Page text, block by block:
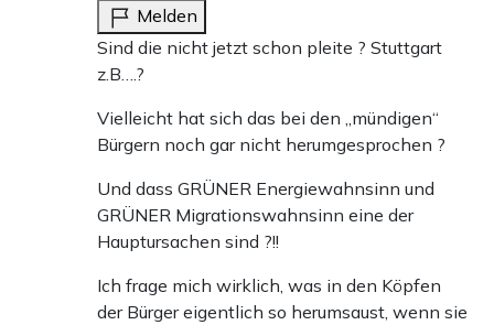
Melden
Sind die nicht jetzt schon pleite ? Stuttgart
z.B….?
Vielleicht hat sich das bei den „mündigen“
Bürgern noch gar nicht herumgesprochen ?
Und dass GRÜNER Energiewahnsinn und
GRÜNER Migrationswahnsinn eine der
Hauptursachen sind ?!!
Ich frage mich wirklich, was in den Köpfen
der Bürger eigentlich so herumsaust, wenn sie